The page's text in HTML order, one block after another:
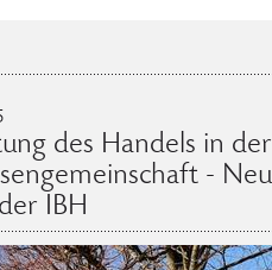
des Handels in
-
IBH